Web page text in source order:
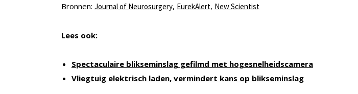
Bronnen: Journal of Neurosurgery, EurekAlert, New Scientist
Lees ook:
Spectaculaire blikseminslag gefilmd met hogesnelheidscamera
Vliegtuig elektrisch laden, vermindert kans op blikseminslag